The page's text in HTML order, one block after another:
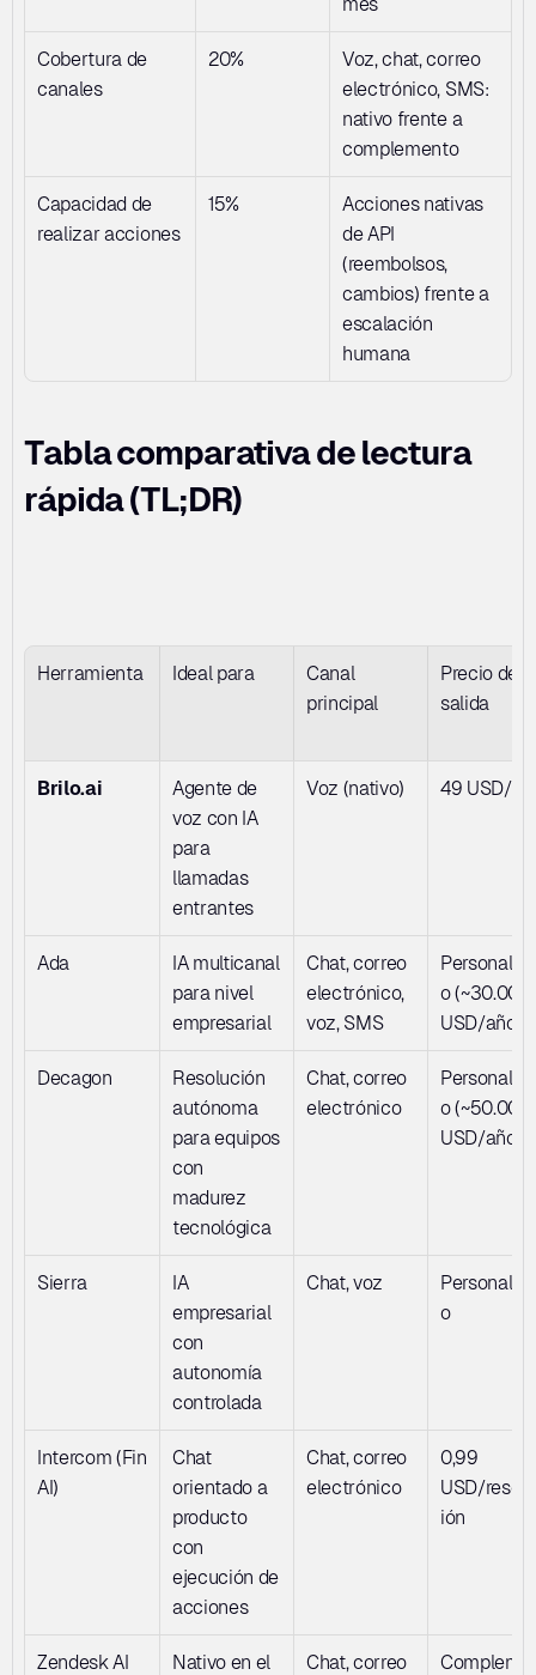
Cobertura de
canales
20%
Voz, chat, correo
electrónico, SMS:
nativo frente a
complemento
Capacidad de
realizar acciones
15%
Acciones nativas
de API
(reembolsos,
cambios) frente a
escalación
humana
Tabla comparativa de lectura
rápida (TL;DR)
Herramienta Ideal para
Canal
principal
Precio de
salida
Brilo.ai
Agente de
voz con IA
para
llamadas
entrantes
Voz (nativo) 49 USD/
Ada
IA multicanal
para nivel
empresarial
Chat, correo
electrónico,
voz, SMS
o (~30.000
USD/año)
Decagon
Resolución
autónoma
para equipos
con
madurez
tecnológica
Chat, correo
electrónico
o
USD/año)
Sierra
IA
empresarial
con
autonomía
controlada
Chat, voz
o
Intercom (Fin
AI)
Chat
orientado a
producto
con
ejecución de
acciones
Chat, correo
electrónico
0,99
USD/
ión
Zendesk AI
Nativo en el
Chat, correo